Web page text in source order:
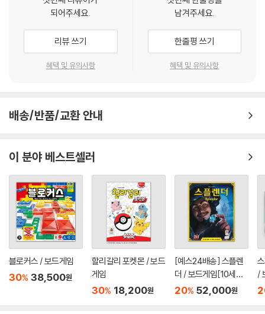
되어주세요.
리뷰 쓰기
혜택 및 유의사항
남겨주세요.
한줄평 쓰기
혜택 및 유의사항
배송/반품/교환 안내
이 분야 베스트셀러
블로커스 / 보드게임
30% 38,500원
할리갈리 포켓몬 / 보드
게임
30% 18,200원
[예스24배송] 스플렌
더 / 보드게임[10세이
상,2인~4인]
20% 52,000원
/